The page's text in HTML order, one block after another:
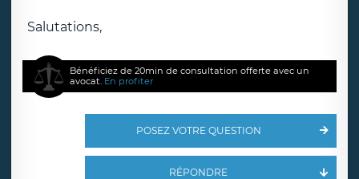
Salutations,
Bénéficiez de 20min de consultation offerte avec un
avocat. En profiter
POSEZ VOTRE QUESTION
RÉPONDRE